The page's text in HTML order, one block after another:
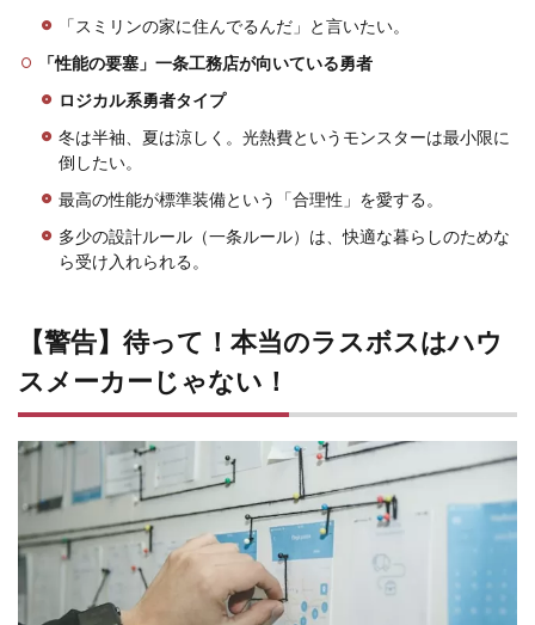
「スミリンの家に住んでるんだ」と言いたい。
「性能の要塞」一条工務店が向いている勇者
ロジカル系勇者タイプ
冬は半袖、夏は涼しく。光熱費というモンスターは最小限に
倒したい。
最高の性能が標準装備という「合理性」を愛する。
多少の設計ルール（一条ルール）は、快適な暮らしのためな
ら受け入れられる。
【警告】待って！本当のラスボスはハウ
スメーカーじゃない！